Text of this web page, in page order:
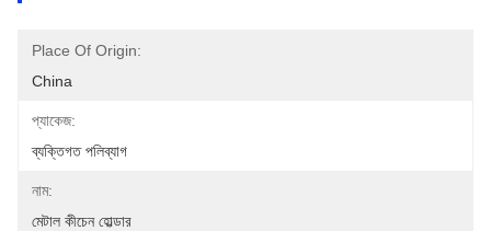
Place Of Origin:
China
প্যাকেজ:
ব্যক্তিগত পলিব্যাগ
নাম:
মেটাল কীচেন হোল্ডার